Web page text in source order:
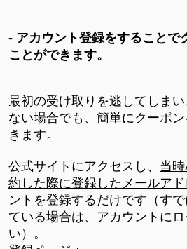
- アカウント登録をすることで
ことができます。
最初の受け取りを逃してしま
ない場合でも、簡単にクーポ
きます。
公式サイトにアクセスし、 当
約した際に登録したメールアド
ントを登録するだけです（す
ている場合は、アカウントに
い）。